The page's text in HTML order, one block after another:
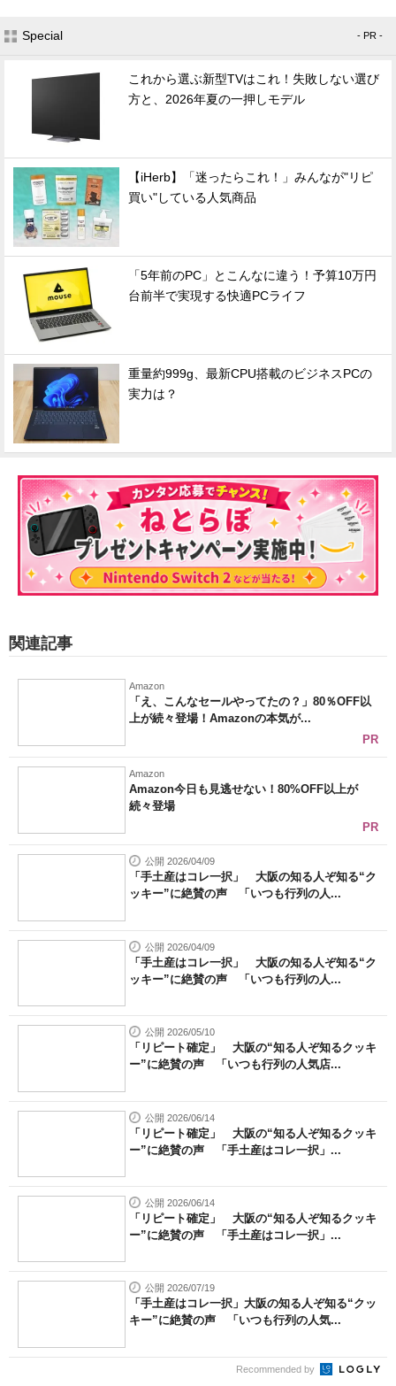
Special - PR -
これから選ぶ新型TVはこれ！失敗しない選び
方と、2026年夏の一押しモデル
【iHerb】「迷ったらこれ！」みんなが"リピ
買い"している人気商品
「5年前のPC」とこんなに違う！予算10万円
台前半で実現する快適PCライフ
重量約999g、最新CPU搭載のビジネスPCの
実力は？
関連記事
Amazon
「え、こんなセールやってたの？」80％OFF以
上が続々登場！Amazonの本気が...
PR
Amazon
Amazon今日も見逃せない！80%OFF以上が
続々登場
PR
公開 2026/04/09
「手土産はコレ一択」 大阪の知る人ぞ知る“ク
ッキー”に絶賛の声 「いつも行列の人...
公開 2026/04/09
「手土産はコレ一択」 大阪の知る人ぞ知る“ク
ッキー”に絶賛の声 「いつも行列の人...
公開 2026/05/10
「リピート確定」 大阪の“知る人ぞ知るクッキ
ー”に絶賛の声 「いつも行列の人気店...
公開 2026/06/14
「リピート確定」 大阪の“知る人ぞ知るクッキ
ー”に絶賛の声 「手土産はコレ一択」...
公開 2026/06/14
「リピート確定」 大阪の“知る人ぞ知るクッキ
ー”に絶賛の声 「手土産はコレ一択」...
公開 2026/07/19
「手土産はコレ一択」大阪の知る人ぞ知る“クッ
キー”に絶賛の声 「いつも行列の人気...
Recommended by